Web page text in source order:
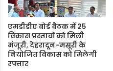
एमडीडीए बोर्ड बैठक में 25
विकास प्रस्तावों को मिली
मंजूरी, देहरादून-मसूरी के
नियोजित विकास को मिलेगी
रफ्तार